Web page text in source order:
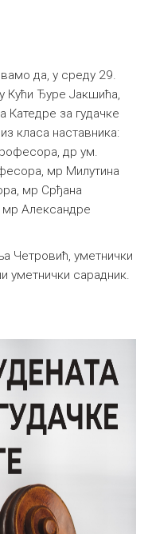
да, у среду 29.
Кући Ђуре Јакшића,
Катедре за гудачке
класа наставника:
др ум.
мр Милутина
мр Срђана
Александре
Четровић, уметнички
уметнички сарадник.